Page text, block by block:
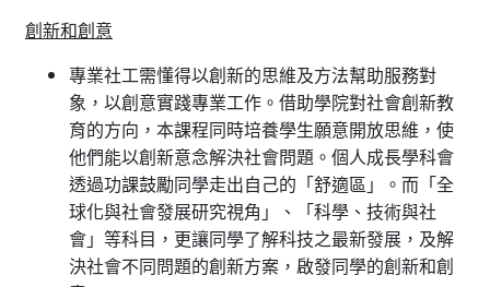
創新和創意
專業社工需懂得以創新的思維及方法幫助服務對
象，以創意實踐專業工作。借助學院對社會創新教
育的方向，本課程同時培養學生願意開放思維，使
他們能以創新意念解決社會問題。個人成長學科會
透過功課鼓勵同學走出自己的「舒適區」。而「全
球化與社會發展研究視角」、「科學、技術與社
會」等科目，更讓同學了解科技之最新發展，及解
決社會不同問題的創新方案，啟發同學的創新和創